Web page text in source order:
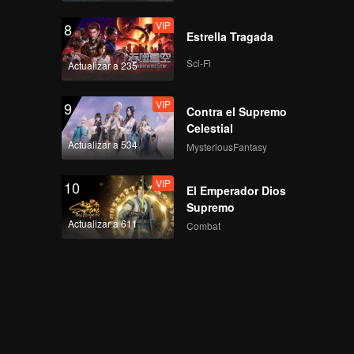
8
Actualizar a 235
VIP
Estrella Tragada
Sci-Fi
9
Actualizar a 534
VIP
Contra el Supremo
Celestial
MysteriousFantasy
10
Actualizar a 611
VIP
El Emperador Dios
Supremo
Combat